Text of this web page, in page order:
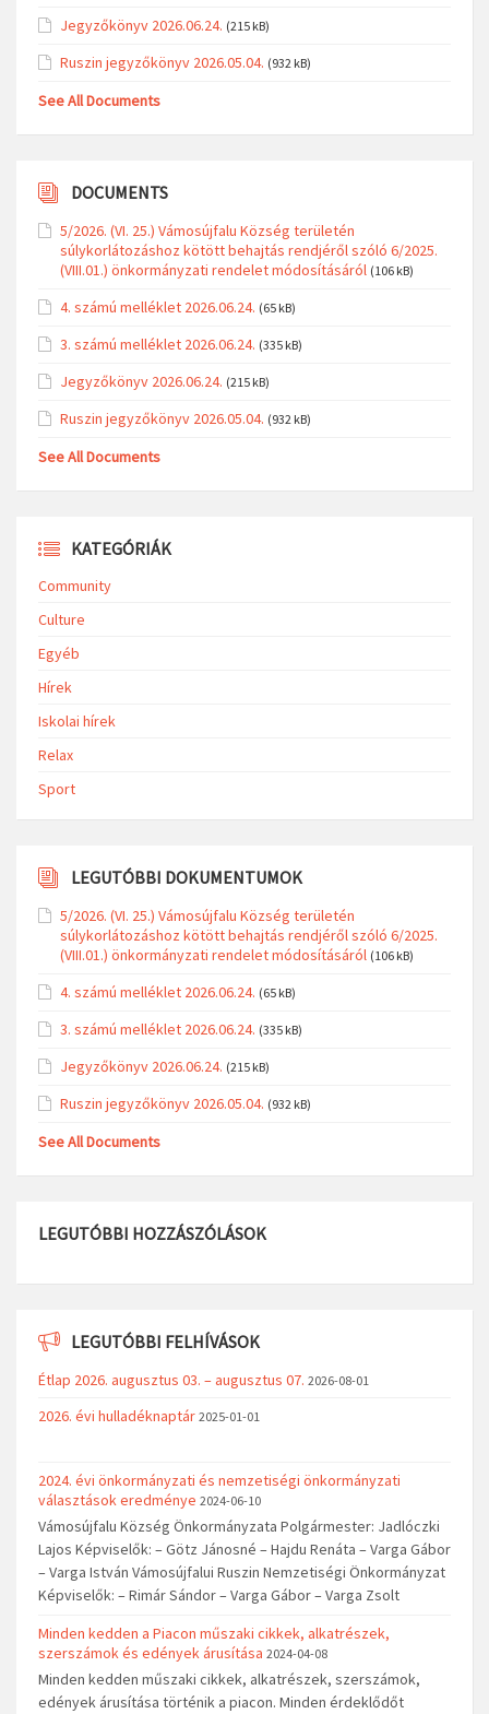
Jegyzőkönyv 2026.06.24. (215 kB)
Ruszin jegyzőkönyv 2026.05.04. (932 kB)
See All Documents
DOCUMENTS
5/2026. (VI. 25.) Vámosújfalu Község területén
súlykorlátozáshoz kötött behajtás rendjéről szóló 6/2025.
(VIII.01.) önkormányzati rendelet módosításáról (106 kB)
4. számú melléklet 2026.06.24. (65 kB)
3. számú melléklet 2026.06.24. (335 kB)
Jegyzőkönyv 2026.06.24. (215 kB)
Ruszin jegyzőkönyv 2026.05.04. (932 kB)
See All Documents
KATEGÓRIÁK
Community
Culture
Egyéb
Hírek
Iskolai hírek
Relax
Sport
LEGUTÓBBI DOKUMENTUMOK
5/2026. (VI. 25.) Vámosújfalu Község területén
súlykorlátozáshoz kötött behajtás rendjéről szóló 6/2025.
(VIII.01.) önkormányzati rendelet módosításáról (106 kB)
4. számú melléklet 2026.06.24. (65 kB)
3. számú melléklet 2026.06.24. (335 kB)
Jegyzőkönyv 2026.06.24. (215 kB)
Ruszin jegyzőkönyv 2026.05.04. (932 kB)
See All Documents
LEGUTÓBBI HOZZÁSZÓLÁSOK
LEGUTÓBBI FELHÍVÁSOK
Étlap 2026. augusztus 03. – augusztus 07. 2026-08-01
2026. évi hulladéknaptár 2025-01-01
2024. évi önkormányzati és nemzetiségi önkormányzati
választások eredménye 2024-06-10
Vámosújfalu Község Önkormányzata Polgármester: Jadlóczki
Lajos Képviselők: – Götz Jánosné – Hajdu Renáta – Varga Gábor
– Varga István Vámosújfalui Ruszin Nemzetiségi Önkormányzat
Képviselők: – Rimár Sándor – Varga Gábor – Varga Zsolt
Minden kedden a Piacon műszaki cikkek, alkatrészek,
szerszámok és edények árusítása 2024-04-08
Minden kedden műszaki cikkek, alkatrészek, szerszámok,
edények árusítása történik a piacon. Minden érdeklődőt